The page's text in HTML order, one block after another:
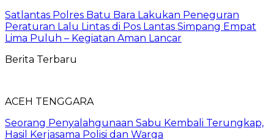
Satlantas Polres Batu Bara Lakukan Peneguran
Peraturan Lalu Lintas di Pos Lantas Simpang Empat
Lima Puluh – Kegiatan Aman Lancar
Berita Terbaru
ACEH TENGGARA
Seorang Penyalahgunaan Sabu Kembali Terungkap,
Hasil Kerjasama Polisi dan Warga